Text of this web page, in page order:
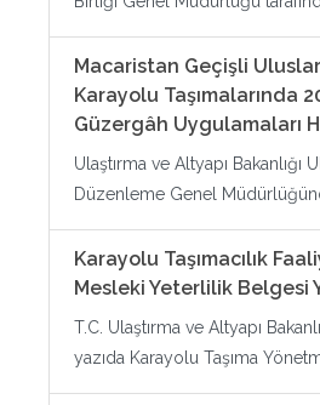
Macaristan Geçişli
Karayolu Taşımalarında
Güzergâh Uygulamaları
Ulaştırma ve Altyapı Bakanlığı
Düzenleme Genel
Karayolu Taşımacılık
Mesleki Yeterlilik Belgesi
T.C. Ulaştırma ve Altyapı
yazıda Karayolu Taşıma